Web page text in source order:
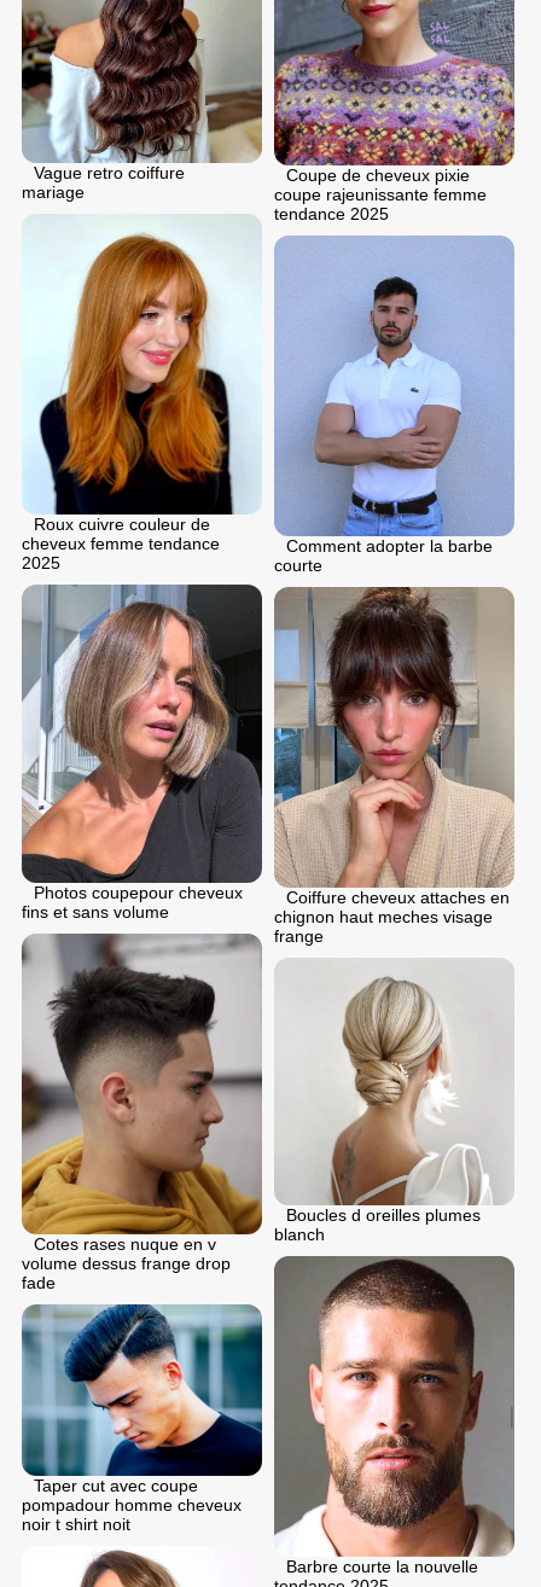
Vague retro coiffure
mariage
Coupe de cheveux pixie
coupe rajeunissante femme
tendance 2025
Roux cuivre couleur de
cheveux femme tendance
2025
Comment adopter la barbe
courte
Photos coupepour cheveux
fins et sans volume
Coiffure cheveux attaches en
chignon haut meches visage
frange
Cotes rases nuque en v
volume dessus frange drop
fade
Boucles d oreilles plumes
blanch
Barbre courte la nouvelle
Taper cut avec coupe
pompadour homme cheveux
noir t shirt noit